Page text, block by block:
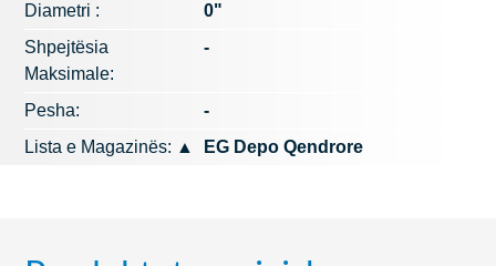
Diametri :
0"
Shpejtësia
Maksimale:
-
Pesha:
-
Lista e Magazinës: ▲ EG Depo Qendrore